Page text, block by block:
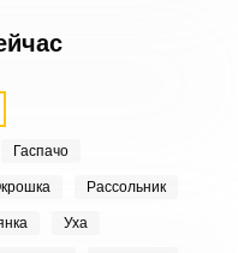
Гаспачо
Рассольник
Уха